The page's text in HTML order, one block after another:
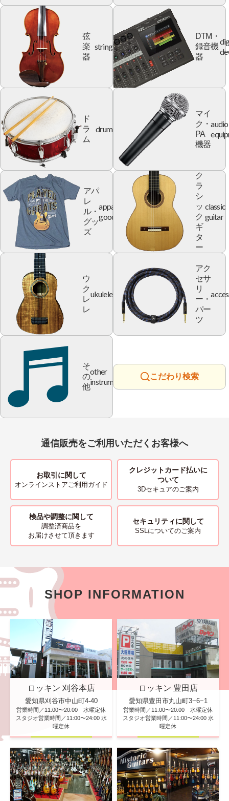
弦
楽
器
string
DTM・
録音機
器
ド
ラ
ム
drum
マイ
ク・
PA
機器
audio
アパ
レ
ル・
グッ
ズ
apparel
goods
ク
ラ
シ
ッ
ク
ギ
タ
ー
classic
guitar
ウ
ク
レ
レ
ukulele
アク
セサ
リ
ー・
パー
ツ
そ
の
他
other
instrument
こだわり検索
通信販売をご利用いただくお客様へ
お取引に関して
オンラインストアご利用ガイド
クレジットカード払いに
ついて
3Dセキュアのご案内
検品や調整に関して
調整済商品を
お届けさせて頂きます
セキュリティに関して
SSLについてのご案内
SHOP INFORMATION
ロッキン 刈谷本店
愛知県刈谷市中山町4-40
営業時間／11:00〜20:00 水曜定休
スタジオ営業時間／11:00〜24:00 水
曜定休
ロッキン 豊田店
愛知県豊田市丸山町3−6−1
営業時間／11:00〜20:00 水曜定休
スタジオ営業時間／11:00〜24:00 水
曜定休